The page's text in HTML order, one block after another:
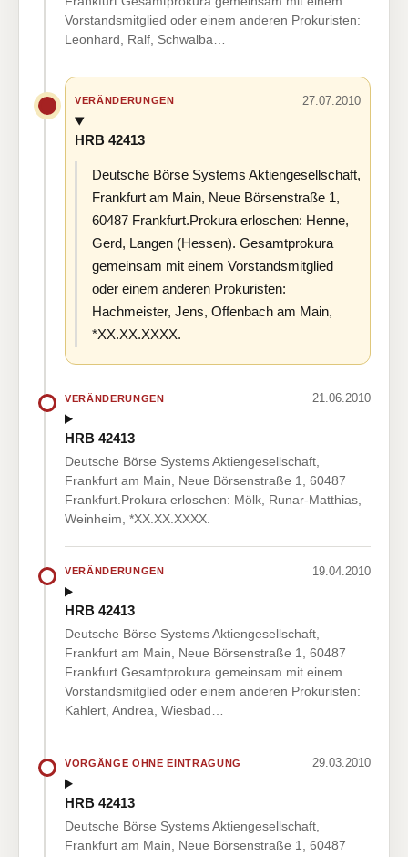
Vorstandsmitglied oder einem anderen Prokuristen:
Leonhard, Ralf, Schwalba…
VERÄNDERUNGEN 27.07.2010
HRB 42413
Deutsche Börse Systems Aktiengesellschaft,
Frankfurt am Main, Neue Börsenstraße 1,
60487 Frankfurt.Prokura erloschen: Henne,
Gerd, Langen (Hessen). Gesamtprokura
gemeinsam mit einem Vorstandsmitglied
oder einem anderen Prokuristen:
Hachmeister, Jens, Offenbach am Main,
*XX.XX.XXXX.
VERÄNDERUNGEN 21.06.2010
HRB 42413
Deutsche Börse Systems Aktiengesellschaft,
Frankfurt am Main, Neue Börsenstraße 1, 60487
Frankfurt.Prokura erloschen: Mölk, Runar-Matthias,
Weinheim, *XX.XX.XXXX.
VERÄNDERUNGEN 19.04.2010
HRB 42413
Deutsche Börse Systems Aktiengesellschaft,
Frankfurt am Main, Neue Börsenstraße 1, 60487
Frankfurt.Gesamtprokura gemeinsam mit einem
Vorstandsmitglied oder einem anderen Prokuristen:
Kahlert, Andrea, Wiesbad…
VORGÄNGE OHNE EINTRAGUNG 29.03.2010
HRB 42413
Deutsche Börse Systems Aktiengesellschaft,
Frankfurt am Main, Neue Börsenstraße 1, 60487